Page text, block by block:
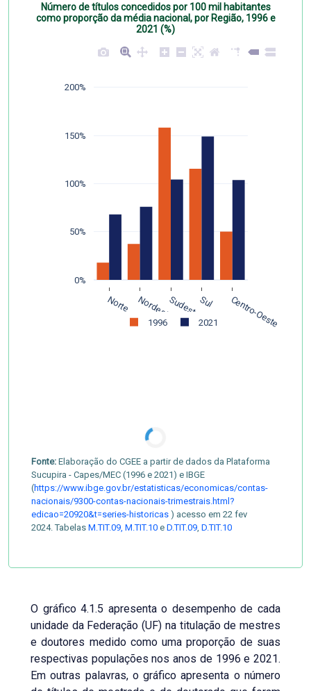
Número de títulos concedidos por 100 mil habitantes
como proporção da média nacional, por Região, 1996 e
2021 (%)
Norte NordesteSudesteSul Centro-Oeste
0%
50%
100%
150%
200%
1996 2021
Fonte: Elaboração do CGEE a partir de dados da Plataforma
Sucupira - Capes/MEC (1996 e 2021) e IBGE
(https://www.ibge.gov.br/estatisticas/economicas/contas-
nacionais/9300-contas-nacionais-trimestrais.html?
edicao=20920&t=series-historicas ) acesso em 22 fev
2024. Tabelas M.TIT.09, M.TIT.10 e D.TIT.09, D.TIT.10
O gráfico 4.1.5 apresenta o desempenho de cada
unidade da Federação (UF) na titulação de mestres
e doutores medido como uma proporção de suas
respectivas populações nos anos de 1996 e 2021.
Em outras palavras, o gráfico apresenta o número